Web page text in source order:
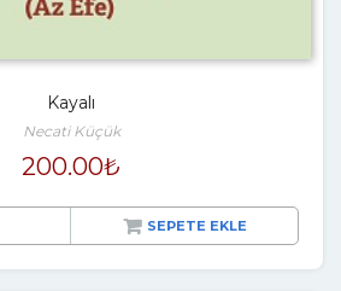
Kayalı
Necati Küçük
200.00₺
SEPETE EKLE